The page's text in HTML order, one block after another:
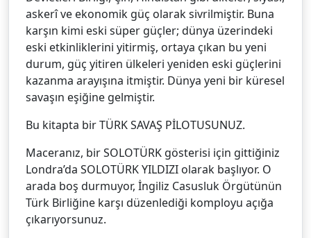
askerî ve ekonomik güç olarak sivrilmiştir. Buna
karşın kimi eski süper güçler; dünya üzerindeki
eski etkinliklerini yitirmiş, ortaya çıkan bu yeni
durum, güç yitiren ülkeleri yeniden eski güçlerini
kazanma arayışına itmiştir. Dünya yeni bir küresel
savaşın eşiğine gelmiştir.
Bu kitapta bir TÜRK SAVAŞ PİLOTUSUNUZ.
Maceranız, bir SOLOTÜRK gösterisi için gittiğiniz
Londra’da SOLOTÜRK YILDIZI olarak başlıyor. O
arada boş durmuyor, İngiliz Casusluk Örgütünün
Türk Birliğine karşı düzenlediği komployu açığa
çıkarıyorsunuz.